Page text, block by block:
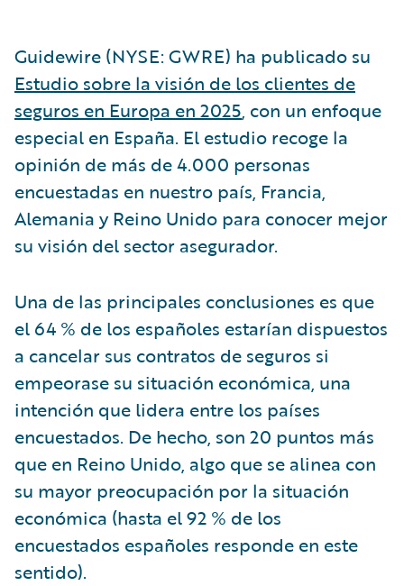
Guidewire (NYSE: GWRE) ha publicado su
Estudio sobre la visión de los clientes de
seguros en Europa en 2025, con un enfoque
especial en España. El estudio recoge la
opinión de más de 4.000 personas
encuestadas en nuestro país, Francia,
Alemania y Reino Unido para conocer mejor
su visión del sector asegurador.
Una de las principales conclusiones es que
el 64 % de los españoles estarían dispuestos
a cancelar sus contratos de seguros si
empeorase su situación económica, una
intención que lidera entre los países
encuestados. De hecho, son 20 puntos más
que en Reino Unido, algo que se alinea con
su mayor preocupación por la situación
económica (hasta el 92 % de los
encuestados españoles responde en este
sentido).